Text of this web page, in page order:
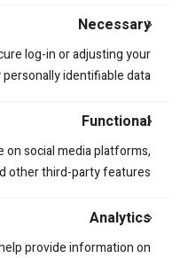
Necessary
log-in or adjusting your
identifiable data.
Functional
social media platforms,
other third-party features.
Analytics
provide information on